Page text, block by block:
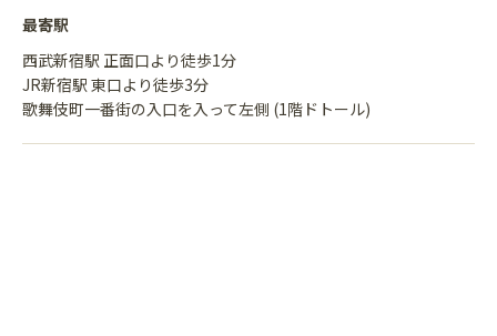
最寄駅
西武新宿駅 正面口より徒歩1分
JR新宿駅 東口より徒歩3分
歌舞伎町一番街の入口を入って左側 (1階ドトール)